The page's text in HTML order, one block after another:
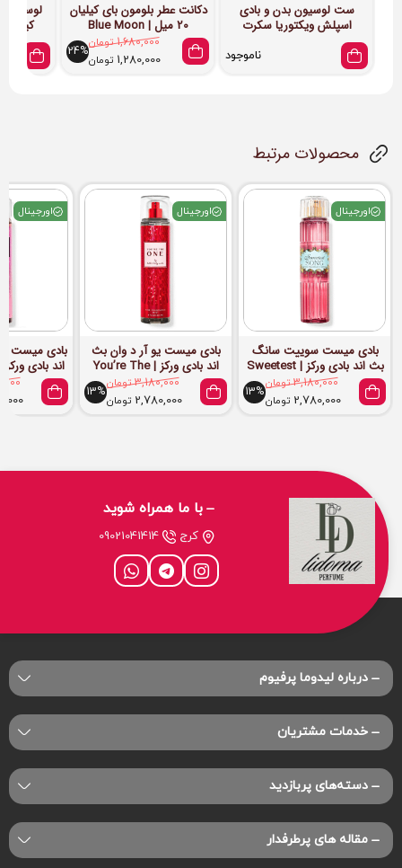
ست لوسیون بدن و بادی
اسپلش ویکتوریا سکرت
ناموجود
دکانت عطر بلومون بای کیلیان
20 میل | Blue Moon
1,680,000 تومان
1,280,000 تومان
24%
لوسیون
کیک
Cake
محصولات مرتبط
اورجینال
بادی میست سوییت سانگ
بث اند بادی ورکز | Sweetest
Song BBW Body Mist
3,180,000 تومان
2,780,000 تومان
13%
اورجینال
بادی میست یو آر د وان بث
اند بادی ورکز | You’re The
One BBW Body Mist
3,180,000 تومان
2,780,000 تومان
13%
اورجینال
بادی میست ا
Body Mist
با ما همراه شوید
کرج 09021041414
درباره‌ لیدوما پرفیوم
خدمات مشتریان
دسته‌های پربازدید
مقاله های پرطرفدار